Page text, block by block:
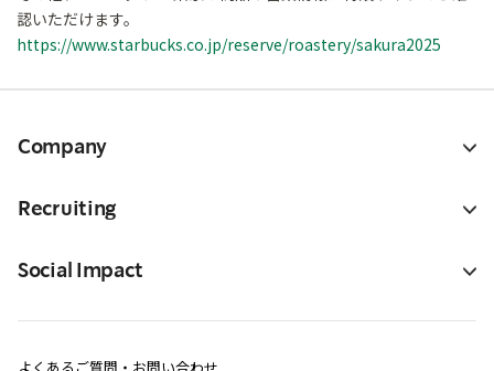
認いただけます。
https://www.starbucks.co.jp/reserve/roastery/sakura2025
Company
Recruiting
Social Impact